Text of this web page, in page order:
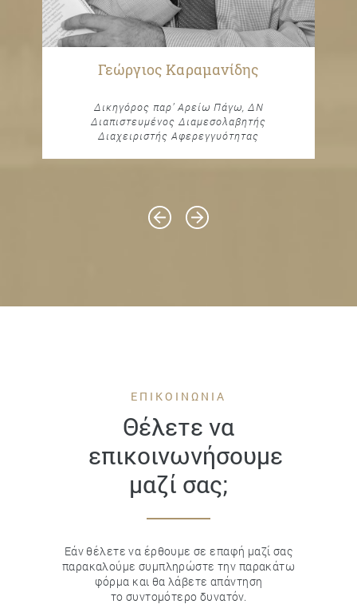
Γεώργιος Καραμανίδης
Δικηγόρος παρ’ Αρείω Πάγω, ΔΝ
Διαπιστευμένος Διαμεσολαβητής
Διαχειριστής Αφερεγγυότητας
ΕΠΙΚΟΙΝΩΝΙΑ
Θέλετε να
επικοινωνήσουμε
μαζί σας;
Εάν θέλετε να έρθουμε σε επαφή μαζί σας
παρακαλούμε συμπληρώστε την παρακάτω
φόρμα και θα λάβετε απάντηση
το συντομότερο δυνατόν.